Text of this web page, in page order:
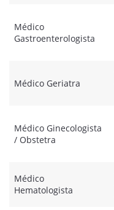
Médico
Gastroenterologista
Médico Geriatra
Médico Ginecologista
/ Obstetra
Médico
Hematologista